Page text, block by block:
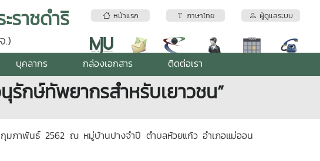
หน้าแรก ภาษาไทย ผู้ดูแลระบบ
ราชดำริ
.)
บุคลากร กล่องเอกสาร ติดต่อเรา
รักษ์ทัพยากรสำหรับเยาวชน”
มภาพันธ์ 2562 ณ หมู่บ้านปางจำปี ตำบลห้วยแก้ว อำเภอแม่ออน